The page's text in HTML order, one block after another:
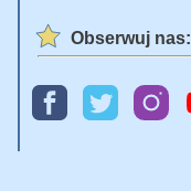
Obserwuj nas: